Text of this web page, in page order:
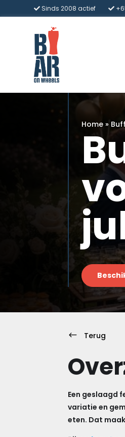
Sinds 2008 actief
Home »
# Terug
Een geslaagd
variatie en
eten. Dat